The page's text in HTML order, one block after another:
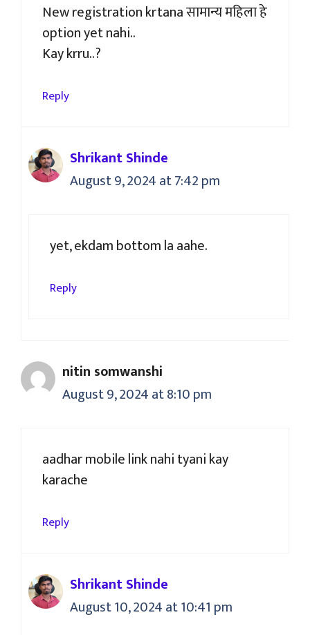
New registration krtana सामान्य महिला हे
option yet nahi..
Kay krru..?
Reply
Shrikant Shinde
August 9, 2024 at 7:42 pm
yet, ekdam bottom la aahe.
Reply
nitin somwanshi
August 9, 2024 at 8:10 pm
aadhar mobile link nahi tyani kay
karache
Reply
Shrikant Shinde
August 10, 2024 at 10:41 pm